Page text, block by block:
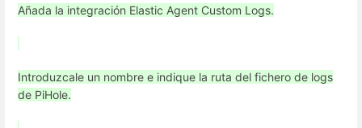
Añada la integración Elastic Agent Custom Logs.
Introduzcale un nombre e indique la ruta del fichero de logs
de PiHole.